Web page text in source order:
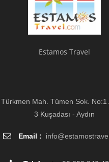
Estamos Travel
Türkmen Mah. Tümen Sok. No:1
3 Kuşadası - Aydın
Email : info@